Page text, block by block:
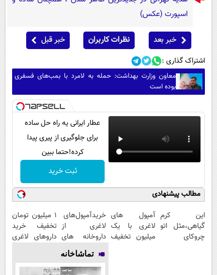
اسپورت (عکس)
خبر بعد نظرات کاربران خبر قبل
اشتراک گذاری :
معاون وزارت بهداشت: حمله به لامرد با بمب‌های فسفری
بوده است
عطار ایرانی یه راه حل ساده
برای جلوگیری از پیری پیدا
کرده!حتما ببین
ثبت خرید
مطالب پیشنهادی
این کرم
گیاهی،مثل اتو
چروکای
آمپول های
لاغری با یک
میلیون تخفیف
خریدآمپول‌های
لاغری از
داروخانه های
اطرافت، ارسال
فوری همراه با
پک یخ!
1 میلیون تومان
تخفیف خرید
داروهای لاغری
یخ!
تماشاخانه